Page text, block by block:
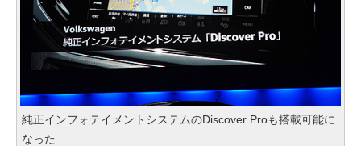
純正インフォテイメントシステムのDiscover Proも搭載可能に
なった